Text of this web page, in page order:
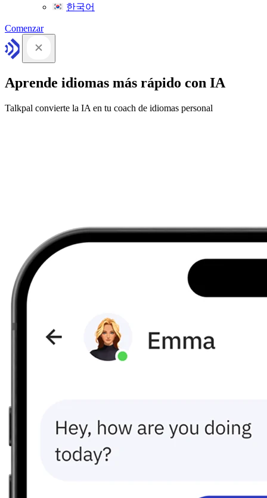
한국어
Comenzar
Aprende idiomas más rápido con IA
Talkpal convierte la IA en tu coach de idiomas personal